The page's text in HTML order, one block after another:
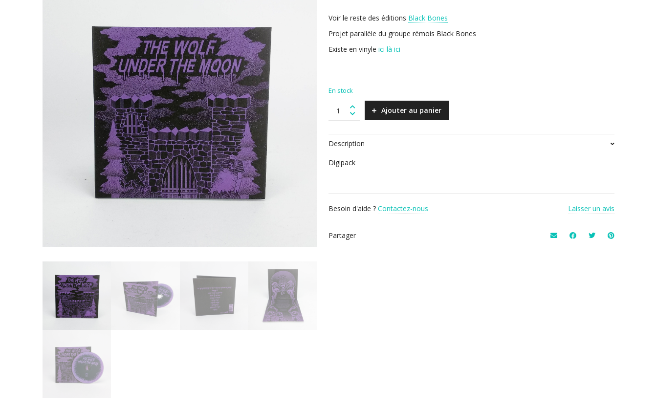
Voir le reste des éditions Black Bones
Projet parallèle du groupe rémois Black Bones
Existe en vinyle ici là ici
En stock
BONES
The
wolf
the
quantity
Ajouter au panier
Description
Digipack
Besoin d'aide ? Contactez-nous Laisser un avis
Partager